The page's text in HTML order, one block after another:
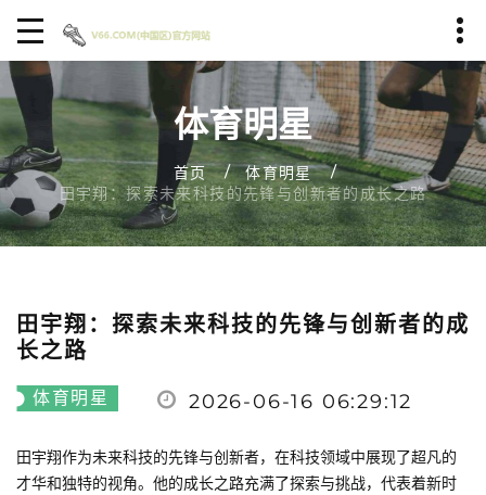
体育明星
首页
体育明星
田宇翔：探索未来科技的先锋与创新者的成长之路
田宇翔：探索未来科技的先锋与创新者的成
长之路
体育明星 2026-06-16 06:29:12
田宇翔作为未来科技的先锋与创新者，在科技领域中展现了超凡的
才华和独特的视角。他的成长之路充满了探索与挑战，代表着新时